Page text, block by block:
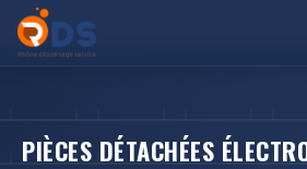
PIÈCES DÉTACHÉES